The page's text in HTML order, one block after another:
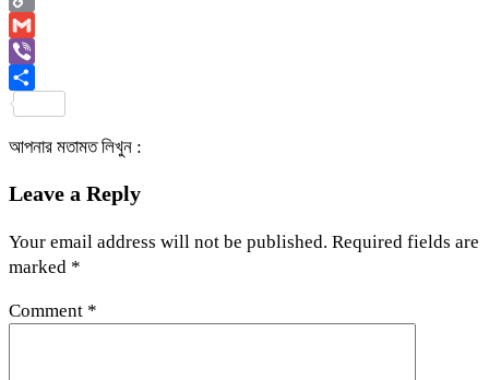
Copy
Link
Gmail
Viber
আপনার মতামত লিখুন :
Leave a Reply
Your email address will not be published. Required fields are
marked *
Comment *